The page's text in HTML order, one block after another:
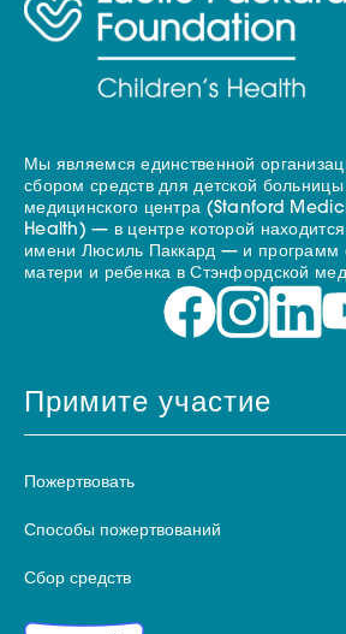
Мы являемся единственной
сбором средств для детской
медицинского центра (Stanford
Health) — в центре которой
имени Люсиль Паккард — и программ
матери и ребенка в Стэнфордской
Примите участие
Пожертвовать
Способы пожертвований
Сбор средств